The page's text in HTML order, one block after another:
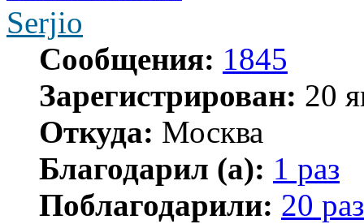
Serjio
Сообщения: 1845
Зарегистрирован: 20
Откуда: Москва
Благодарил (а): 1 раз
Поблагодарили: 20 раз